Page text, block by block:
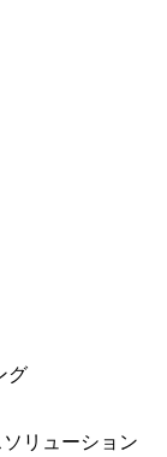
グ
リューション